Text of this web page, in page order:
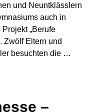
und Neuntklässlern
auch in
„Berufe
Zwölf Eltern und
besuchten die …
–